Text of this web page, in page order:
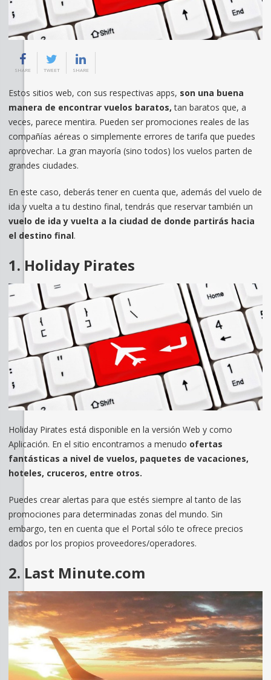
SHARE TWEET SHARE
Estos sitios web, con sus respectivas apps, son una buena
manera de encontrar vuelos baratos, tan baratos que, a
veces, parece mentira. Pueden ser promociones reales de las
compañías aéreas o simplemente errores de tarifa que puedes
aprovechar. La gran mayoría (sino todos) los vuelos parten de
grandes ciudades.
En este caso, deberás tener en cuenta que, además del vuelo de
ida y vuelta a tu destino final, tendrás que reservar también un
vuelo de ida y vuelta a la ciudad de donde partirás hacia
el destino final.
1. Holiday Pirates
Holiday Pirates está disponible en la versión Web y como
Aplicación. En el sitio encontramos a menudo ofertas
fantásticas a nivel de vuelos, paquetes de vacaciones,
hoteles, cruceros, entre otros.
Puedes crear alertas para que estés siempre al tanto de las
promociones para determinadas zonas del mundo. Sin
embargo, ten en cuenta que el Portal sólo te ofrece precios
dados por los propios proveedores/operadores.
2. Last Minute.com